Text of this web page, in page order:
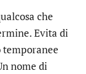
che
Evita di
nome di